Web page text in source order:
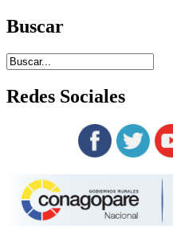
Buscar
Redes Sociales